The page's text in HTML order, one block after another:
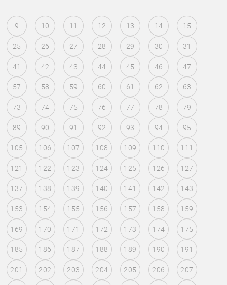
9 10 11 12 13 14 15
25 26 27 28 29 30 31
41 42 43 44 45 46 47
57 58 59 60 61 62 63
73 74 75 76 77 78 79
89 90 91 92 93 94 95
105 106 107 108 109 110 111
121 122 123 124 125 126 127
137 138 139 140 141 142 143
153 154 155 156 157 158 159
169 170 171 172 173 174 175
185 186 187 188 189 190 191
201 202 203 204 205 206 207